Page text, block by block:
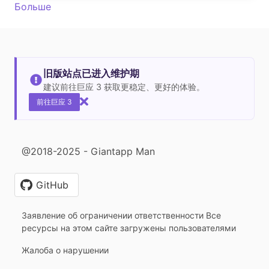
Больше
旧版站点已进入维护期
建议前往巨应 3 获取更稳定、更好的体验。
前往巨应 3
@2018-2025 - Giantapp Man
GitHub
Заявление об ограничении ответственности Все
ресурсы на этом сайте загружены пользователями
Жалоба о нарушении